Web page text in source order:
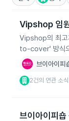
Vipshop 임원
Vipshop의 최고
to-cover' 방식
브이아이피
2건의 연관 소식
브이아이피숍